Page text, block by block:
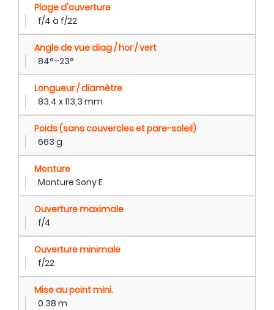
Plage d'ouverture
f/4 à f/22
Angle de vue diag / hor / vert
84°–23°
Longueur / diamètre
83,4 x 113,3 mm
Poids (sans couvercles et pare-soleil)
663 g
Monture
Monture Sony E
Ouverture maximale
f/4
Ouverture minimale
f/22
Mise au point mini.
0.38 m